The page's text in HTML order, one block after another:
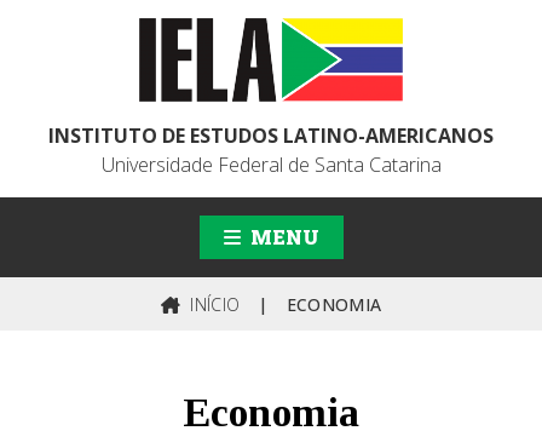
INSTITUTO DE ESTUDOS LATINO-AMERICANOS
Universidade Federal de Santa Catarina
MENU
INÍCIO | ECONOMIA
Economia